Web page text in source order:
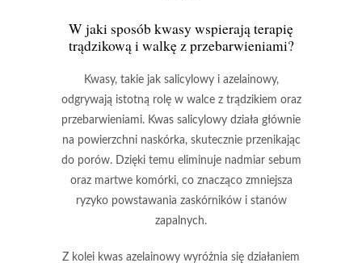
W jaki sposób kwasy wspierają terapię
trądzikową i walkę z przebarwieniami?
Kwasy, takie jak salicylowyi azelainowy,
odgrywają istotną rolę w walce z trądzikiem oraz
przebarwieniami. Kwas salicylowy działa głównie
na powierzchni naskórka, skutecznie przenikając
do porów. Dzięki temu eliminuje nadmiar sebum
oraz martwe komórki, co znacząco zmniejsza
ryzyko powstawania zaskórników i stanów
zapalnych.
Z kolei kwas azelainowy wyróżnia się działaniem